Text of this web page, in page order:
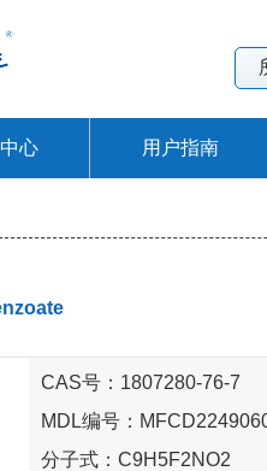
心 用户指南
CAS号：1807280-76-7
MDL编号：
分子式：C9H5F2NO2